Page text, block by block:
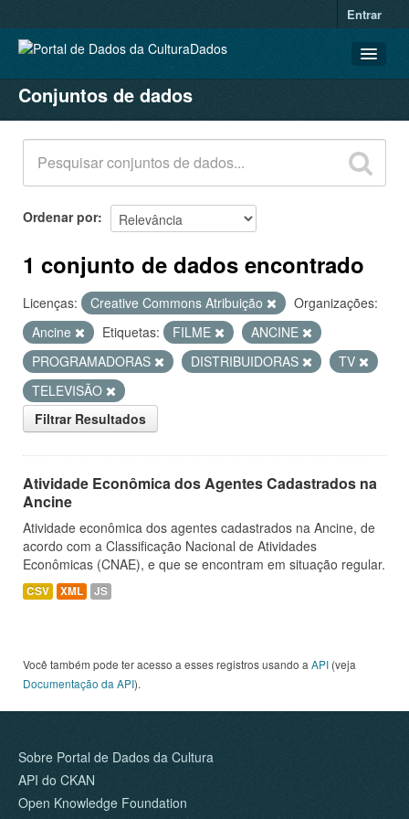
Entrar
CONJUNTOS DE DADOS
ORGANIZAÇÕES
GRUPOS
SOBRE
Conjuntos de dados
Ordenar por
1 conjunto de dados encontrado
Licenças: Creative Commons Atribuição
Organizações:
Ancine
Etiquetas: FILME
ANCINE
PROGRAMADORAS
DISTRIBUIDORAS
TV
TELEVISÃO
Filtrar Resultados
Atividade Econômica dos Agentes Cadastrados na
Ancine
Atividade econômica dos agentes cadastrados na Ancine, de
acordo com a Classificação Nacional de Atividades
Econômicas (CNAE), e que se encontram em situação regular.
CSV XML JS
Você também pode ter acesso a esses registros usando a API (veja
Documentação da API).
Sobre Portal de Dados da Cultura
API do CKAN
Open Knowledge Foundation